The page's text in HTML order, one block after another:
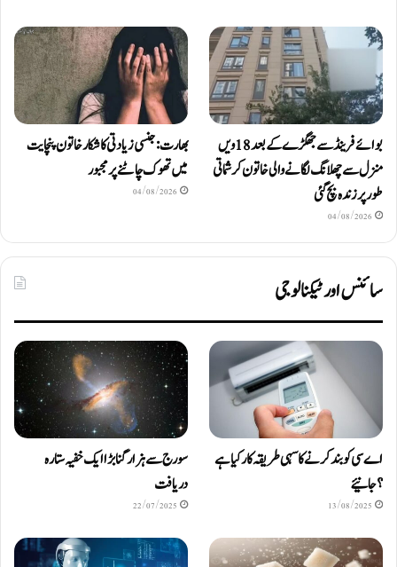
بوائے فرینڈ سے جھگڑے کے بعد 18 ویں
منزل سے چھلانگ لگانے والی خاتون کرشماتی
طور پر زندہ بچ گئی
04/08/2026
بھارت: جنسی زیادتی کا شکار خاتون پنچایت
میں تھوک چاٹنے پر مجبور
04/08/2026
سائنس اور ٹیکنالوجی
اے سی کو بند کرنے کا سہی طریقہ کار کیا ہے
؟ جانیئے
13/08/2025
سورج سے ہزار گنا بڑا ایک خفیہ ستارہ
دریافت
22/07/2025